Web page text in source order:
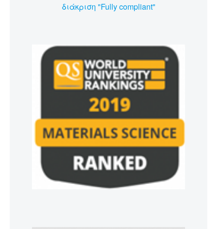
διάκριση "Fully compliant"